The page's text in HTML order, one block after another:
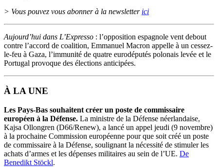
> Vous pouvez vous abonner à la newsletter ici
Aujourd’hui dans L’Expresso : l’opposition espagnole vent debout
contre l’accord de coalition, Emmanuel Macron appelle à un cessez-
le-feu à Gaza, l’immunité de quatre eurodéputés polonais levée et le
Portugal provoque des élections anticipées.
À LA UNE
Les Pays-Bas souhaitent créer un poste de commissaire
européen à la Défense. La ministre de la Défense néerlandaise,
Kajsa Ollongren (D66/Renew), a lancé un appel jeudi (9 novembre)
à la prochaine Commission européenne pour que soit créé un poste
de commissaire à la Défense, soulignant la nécessité de stimuler les
achats d’armes et les dépenses militaires au sein de l’UE. De
Benedikt Stöckl.